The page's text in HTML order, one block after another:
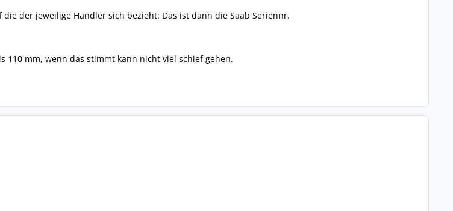
der jeweilige Händler sich bezieht: Das ist dann die Saab Seriennr.
110 mm, wenn das stimmt kann nicht viel schief gehen.